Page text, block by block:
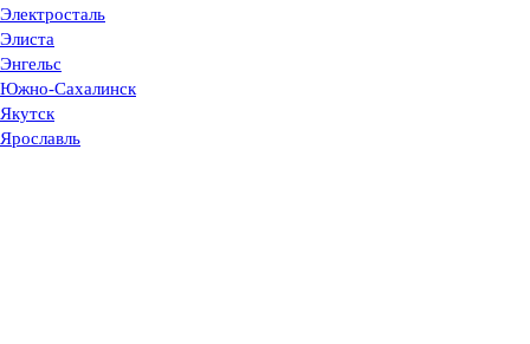
Электросталь
Элиста
Энгельс
Южно-Сахалинск
Якутск
Ярославль